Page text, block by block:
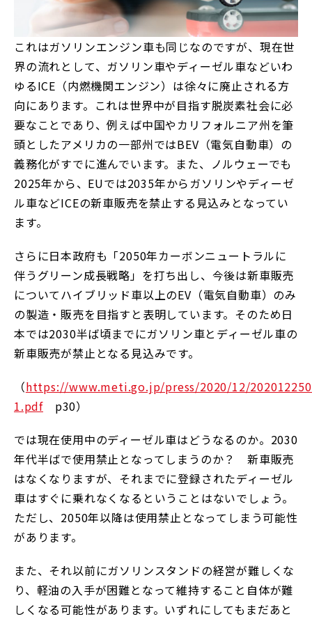
これはガソリンエンジン車も同じなのですが、現在世
界の流れとして、ガソリン車やディーゼル車などいわ
ゆるICE（内燃機関エンジン）は徐々に廃止される方
向にあります。これは世界中が目指す脱炭素社会に必
要なことであり、例えば中国やカリフォルニア州を筆
頭としたアメリカの一部州ではBEV（電気自動車）の
義務化がすでに進んでいます。また、ノルウェーでも
2025年から、EUでは2035年からガソリンやディーゼ
ル車などICEの新車販売を禁止する見込みとなってい
ます。
さらに日本政府も「2050年カーボンニュートラルに
伴うグリーン成長戦略」を打ち出し、今後は新車販売
についてハイブリッド車以上のEV（電気自動車）のみ
の製造・販売を目指すと表明しています。そのため日
本では2030半ば頃までにガソリン車とディーゼル車の
新車販売が禁止となる見込みです。
（https://www.meti.go.jp/press/2020/12/
1.pdf p30）
では現在使用中のディーゼル車はどうなるのか。2030
年代半ばで使用禁止となってしまうのか？ 新車販売
はなくなりますが、それまでに登録されたディーゼル
車はすぐに乗れなくなるということはないでしょう。
ただし、2050年以降は使用禁止となってしまう可能性
があります。
また、それ以前にガソリンスタンドの経営が難しくな
り、軽油の入手が困難となって維持すること自体が難
しくなる可能性があります。いずれにしてもまだあと